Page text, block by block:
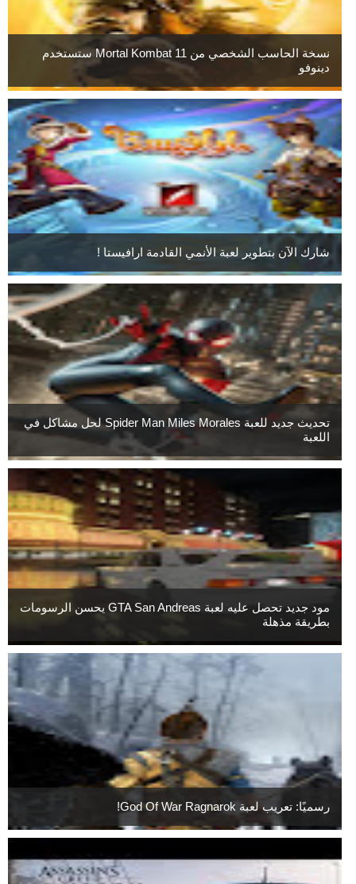
نسخة الحاسب الشخصي من Mortal Kombat 11 ستستخدم
دينوفو
شارك الآن بتطوير لعبة الأنمي القادمة ارافيستا !
تحديث جديد للعبة Spider Man Miles Morales لحل مشاكل في
اللعبة
مود جديد تحصل عليه لعبة GTA San Andreas يحسن الرسومات
بطريقة مذهلة
رسميًا: تعريب لعبة God Of War Ragnarok!